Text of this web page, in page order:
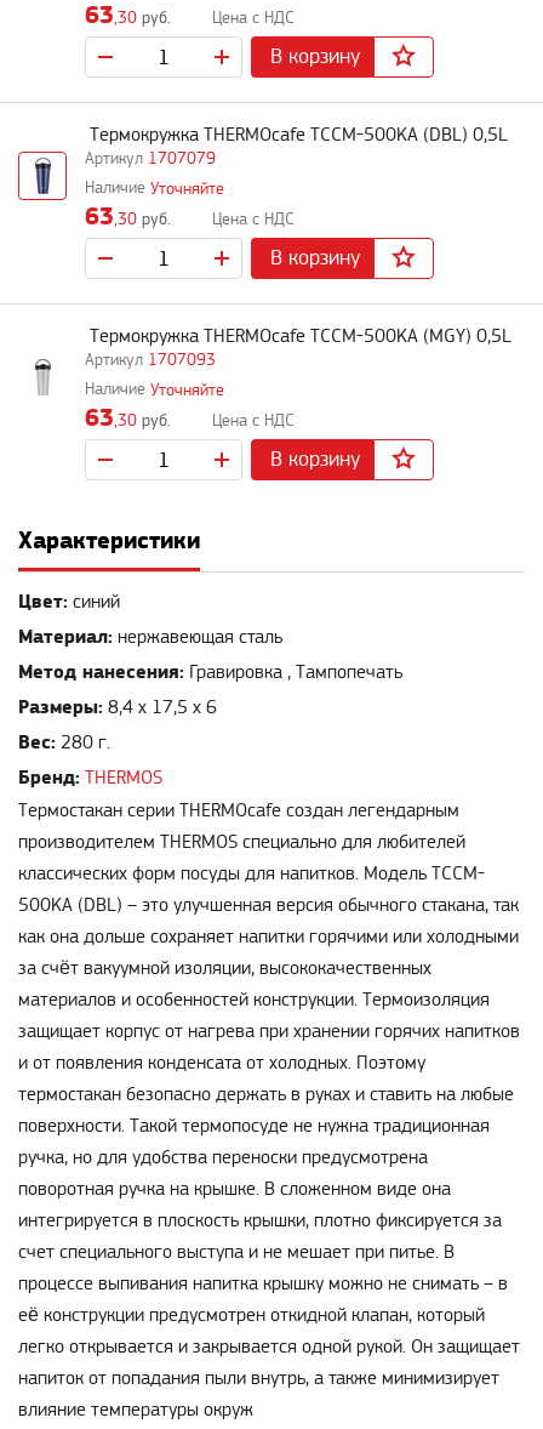
63,30 руб.
В корзину
1707079
Термокружка THERMOcafe TCCM-500KA (DBL) 0,5L
Уточняйте
63,30 руб.
В корзину
1707093
Термокружка THERMOcafe TCCM-500KA (MGY) 0,5L
Уточняйте
63,30 руб.
В корзину
Характеристики
Цвет: синий
Материал: нержавеющая сталь
Метод нанесения: Гравировка , Тампопечать
Размеры: 8,4 х 17,5 х 6
Вес: 280 г.
Бренд: THERMOS
Термостакан серии THERMOcafe создан легендарным
производителем THERMOS специально для любителей
классических форм посуды для напитков. Модель TCCM-
500KA (DBL) – это улучшенная версия обычного стакана, так
как она дольше сохраняет напитки горячими или холодными
за счёт вакуумной изоляции, высококачественных
материалов и особенностей конструкции. Термоизоляция
защищает корпус от нагрева при хранении горячих напитков
и от появления конденсата от холодных. Поэтому
термостакан безопасно держать в руках и ставить на любые
поверхности. Такой термопосуде не нужна традиционная
ручка, но для удобства переноски предусмотрена
поворотная ручка на крышке. В сложенном виде она
интегрируется в плоскость крышки, плотно фиксируется за
счет специального выступа и не мешает при питье. В
процессе выпивания напитка крышку можно не снимать – в
её конструкции предусмотрен откидной клапан, который
легко открывается и закрывается одной рукой. Он защищает
напиток от попадания пыли внутрь, а также минимизирует
влияние температуры окруж